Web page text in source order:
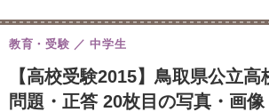
【高校受験2015】鳥取県公立高
問題・正答 20枚目の写真・画像
教育・受験 中学生